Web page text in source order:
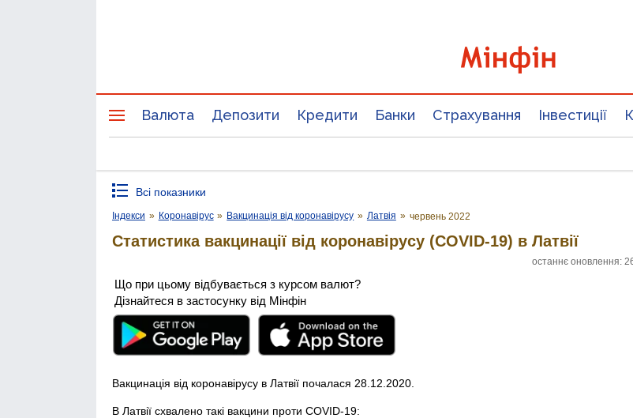
Валюта Депозити Кредити Банки Страхування Інвестиції
Всі показники
Індекси » Коронавірус » Вакцинація від коронавірусу » Латвія » червень 2022
Статистика вакцинації від коронавірусу (COVID-19) в Латвії
останнє оновлення:
Що при цьому відбувається з курсом валют?
Дізнайтеся в застосунку від Мінфін
Вакцинація від коронавірусу в Латвії почалася 28.12.2020.
В Латвії схвалено такі вакцини проти COVID-19: